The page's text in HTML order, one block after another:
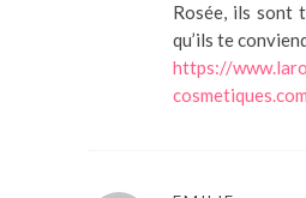
Rosée, ils sont
qu’ils te
https://
cosmetiques.com